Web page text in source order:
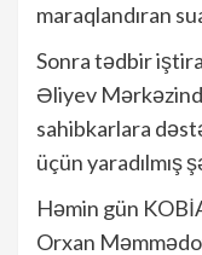
maraqlandıran
Sonra tədbir
Əliyev
sahibkarlara
üçün yaradılmış
Həmin gün
Orxan